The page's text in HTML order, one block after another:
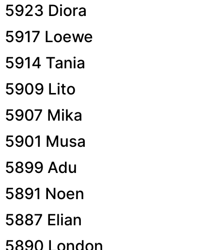
5923 Diora
5917 Loewe
5914 Tania
5909 Lito
5907 Mika
5901 Musa
5899 Adu
5891 Noen
5887 Elian
5890 London